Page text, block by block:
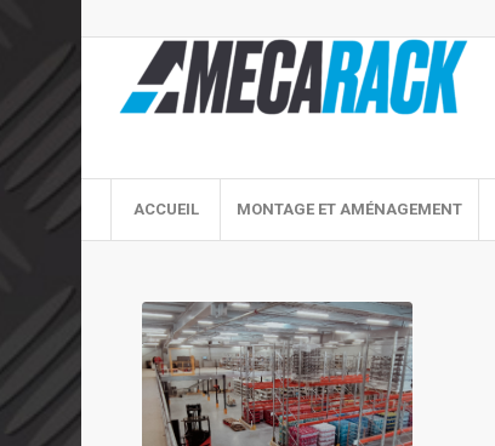
ACCUEIL MONTAGE ET AMÉNAGEMENT